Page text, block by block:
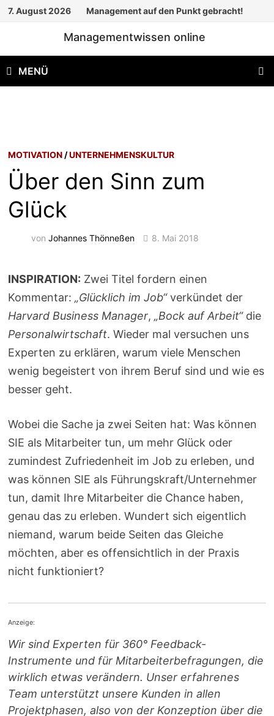
Zum
7. August 2026 Management auf den Punkt gebracht!
Managementwissen online
MENÜ
MOTIVATION /UNTERNEHMENSKULTUR
Über den Sinn zum
Glück
vonJohannes Thönneßen 8. Mai 2018
INSPIRATION: Zwei Titel fordern einen
Kommentar:„Glücklich im Job“verkündet der
Harvard Business Manager,„Bock auf Arbeit“die
Personalwirtschaft. Wieder mal versuchen uns
Experten zu erklären, warum viele Menschen
wenig begeistert von ihrem Beruf sind und wie es
besser geht.
Wobei die Sache ja zwei Seiten hat: Was können
SIE als Mitarbeiter tun, um mehr Glück oder
zumindest Zufriedenheit im Job zu erleben, und
was können SIE als Führungskraft/Unternehmer
tun, damit Ihre Mitarbeiter die Chance haben,
genau das zu erleben. Wundert sich eigentlich
niemand, warum beide Seiten das Gleiche
möchten, aber es offensichtlich in der Praxis
nicht funktioniert?
Anzeige:
Wir sind Experten für 360° Feedback-
Instrumente und für Mitarbeiterbefragungen, die
wirklich etwas verändern. Unser erfahrenes
Team unterstützt unsere Kunden in allen
Projektphasen, also von der Konzeption über die